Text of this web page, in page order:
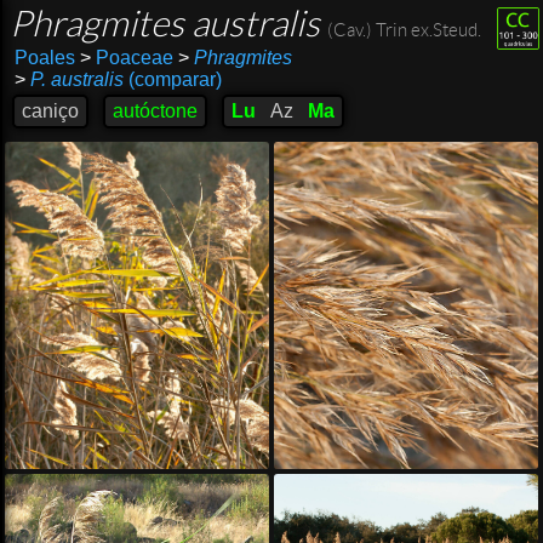
Phragmites australis (Cav.) Trin ex.Steud.
Poales >Poaceae > Phragmites
> P. australis(comparar)
caniço
autóctone Lu Az Ma